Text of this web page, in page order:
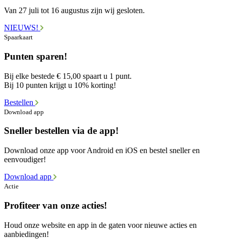
Van 27 juli tot 16 augustus zijn wij gesloten.
NIEUWS!
Spaarkaart
Punten sparen!
Bij elke bestede € 15,00 spaart u 1 punt.
Bij 10 punten krijgt u 10% korting!
Bestellen
Download app
Sneller bestellen via de app!
Download onze app voor Android en iOS en bestel sneller en
eenvoudiger!
Download app
Actie
Profiteer van onze acties!
Houd onze website en app in de gaten voor nieuwe acties en
aanbiedingen!